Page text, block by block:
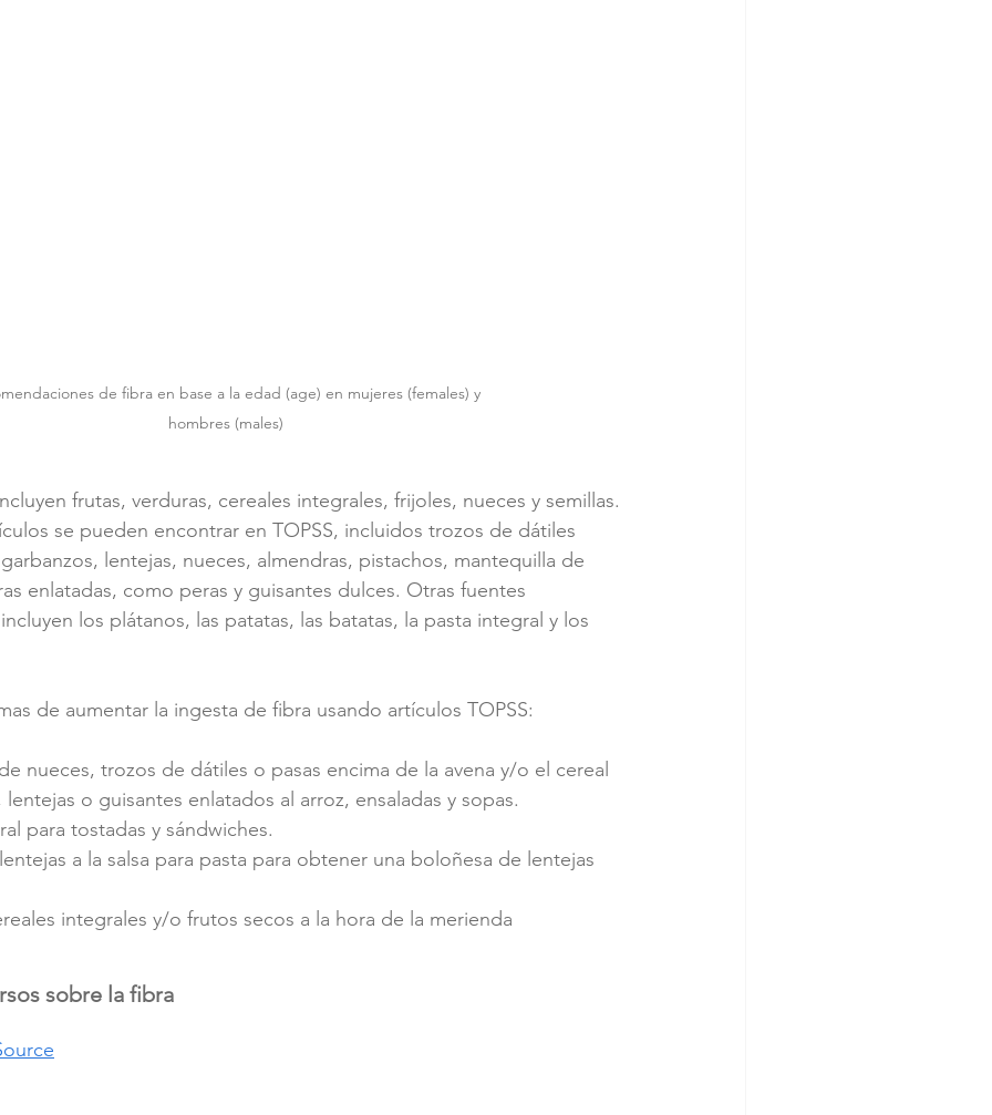
de fibra en base a la edad (age) en mujeres (females) y
hombres (males)
frutas, verduras, cereales integrales, frijoles, nueces y semillas.
se pueden encontrar en TOPSS, incluidos trozos de dátiles
lentejas, nueces, almendras, pistachos, mantequilla de
enlatadas, como peras y guisantes dulces. Otras fuentes
los plátanos, las patatas, las batatas, la pasta integral y los
de aumentar la ingesta de fibra usando artículos TOPSS:
nueces, trozos de dátiles o pasas encima de la avena y/o el cereal
o guisantes enlatados al arroz, ensaladas y sopas.
para tostadas y sándwiches.
a la salsa para pasta para obtener una boloñesa de lentejas
integrales y/o frutos secos a la hora de la merienda
sobre la fibra